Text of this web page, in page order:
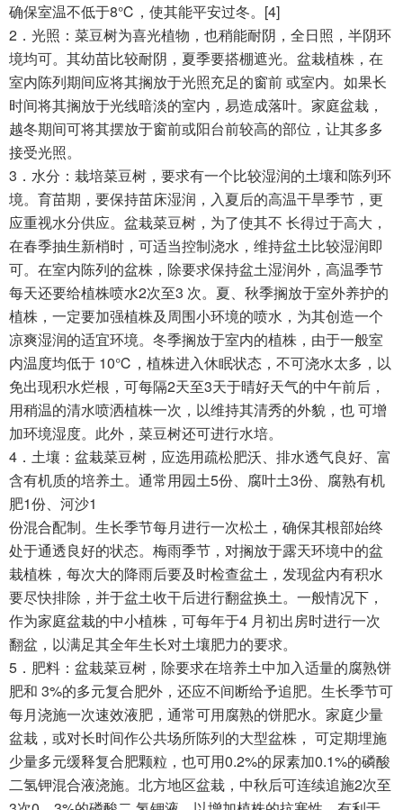
确保室温不低于8℃，使其能平安过冬。[4]
2．光照：菜豆树为喜光植物，也稍能耐阴，全日照，半阴环
境均可。其幼苗比较耐阴，夏季要搭棚遮光。盆栽植株，在
室内陈列期间应将其搁放于光照充足的窗前 或室内。如果长
时间将其搁放于光线暗淡的室内，易造成落叶。家庭盆栽，
越冬期间可将其摆放于窗前或阳台前较高的部位，让其多多
接受光照。
3．水分：栽培菜豆树，要求有一个比较湿润的土壤和陈列环
境。育苗期，要保持苗床湿润，入夏后的高温干旱季节，更
应重视水分供应。盆栽菜豆树，为了使其不 长得过于高大，
在春季抽生新梢时，可适当控制浇水，维持盆土比较湿润即
可。在室内陈列的盆株，除要求保持盆土湿润外，高温季节
每天还要给植株喷水2次至3 次。夏、秋季搁放于室外养护的
植株，一定要加强植株及周围小环境的喷水，为其创造一个
凉爽湿润的适宜环境。冬季搁放于室内的植株，由于一般室
内温度均低于 10℃，植株进入休眠状态，不可浇水太多，以
免出现积水烂根，可每隔2天至3天于晴好天气的中午前后，
用稍温的清水喷洒植株一次，以维持其清秀的外貌，也 可增
加环境湿度。此外，菜豆树还可进行水培。
4．土壤：盆栽菜豆树，应选用疏松肥沃、排水透气良好、富
含有机质的培养土。通常用园土5份、腐叶土3份、腐熟有机
肥1份、河沙1
份混合配制。生长季节每月进行一次松土，确保其根部始终
处于通透良好的状态。梅雨季节，对搁放于露天环境中的盆
栽植株，每次大的降雨后要及时检查盆土，发现盆内有积水
要尽快排除，并于盆土收干后进行翻盆换土。一般情况下，
作为家庭盆栽的中小植株，可每年于4 月初出房时进行一次
翻盆，以满足其全年生长对土壤肥力的要求。
5．肥料：盆栽菜豆树，除要求在培养土中加入适量的腐熟饼
肥和 3%的多元复合肥外，还应不间断给予追肥。生长季节可
每月浇施一次速效液肥，通常可用腐熟的饼肥水。家庭少量
盆栽，或对长时间作公共场所陈列的大型盆株， 可定期埋施
少量多元缓释复合肥颗粒，也可用0.2%的尿素加0.1%的磷酸
二氢钾混合液浇施。北方地区盆栽，中秋后可连续追施2次至